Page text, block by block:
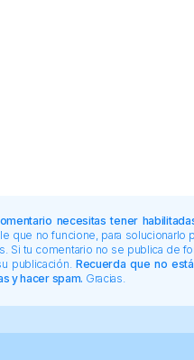
necesitas tener
que no funcione, para
Si tu comentario no se publica de
publicación. Recuerda que no
y hacer spam. Gracias.